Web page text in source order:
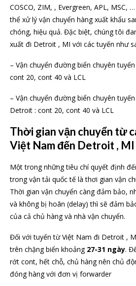
COSCO, ZIM, , Evergreen, APL, MSC,
thể xử lý vận chuyển hàng xuất khẩu
chóng, hiệu quả. Đặc biệt, chúng tôi
xuất đi Detroit , MI với các tuyến như
– Vận chuyển đường biển chuyên
cont 20, cont 40 và LCL
– Vận chuyển đường biển chuyên
Detroit : cont 20, cont 40 và LCL
Thời gian vận chuyển từ
Việt Nam đến Detroit , MI
Một trong những tiêu chí quyết định
trong vận tải quốc tế là thơi gian vận
Thời gian vận chuyển càng đảm bảo,
và không bị hoãn (delay) thì sẽ đảm
của cả chủ hàng và nhà vận chuyển.
Đối với tuyến từ Việt Nam đi Detroit ,
trên chặng biển khoảng 27-31 ngày.
rớt cont, hết chỗ, chủ hàng nên chủ
đóng hàng với đơn vị forwarder